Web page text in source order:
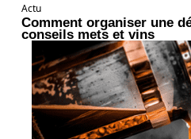
Actu
Comment organiser une
conseils mets et vins